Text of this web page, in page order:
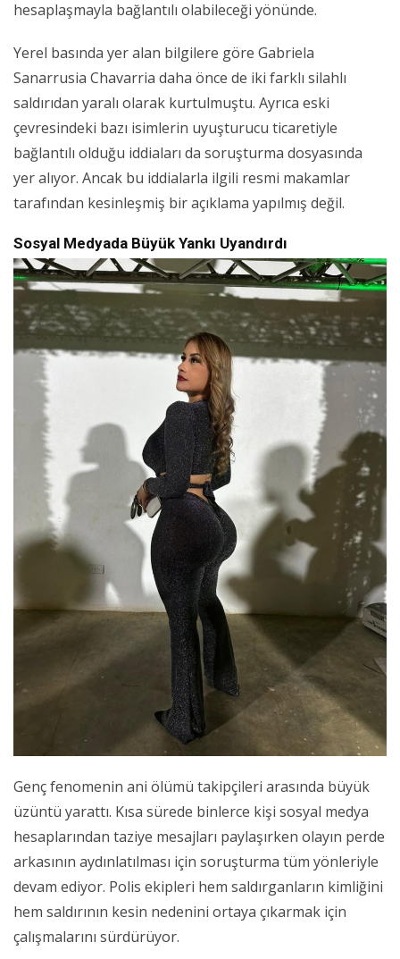
hesaplaşmayla bağlantılı olabileceği yönünde.
Yerel basında yer alan bilgilere göre Gabriela
Sanarrusia Chavarria daha önce de iki farklı silahlı
saldırıdan yaralı olarak kurtulmuştu. Ayrıca eski
çevresindeki bazı isimlerin uyuşturucu ticaretiyle
bağlantılı olduğu iddiaları da soruşturma dosyasında
yer alıyor. Ancak bu iddialarla ilgili resmi makamlar
tarafından kesinleşmiş bir açıklama yapılmış değil.
Sosyal Medyada Büyük Yankı Uyandırdı
Genç fenomenin ani ölümü takipçileri arasında büyük
üzüntü yarattı. Kısa sürede binlerce kişi sosyal medya
hesaplarından taziye mesajları paylaşırken olayın perde
arkasının aydınlatılması için soruşturma tüm yönleriyle
devam ediyor. Polis ekipleri hem saldırganların kimliğini
hem saldırının kesin nedenini ortaya çıkarmak için
çalışmalarını sürdürüyor.